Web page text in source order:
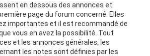
en dessous des annonces et
page du forum concerné. Elles
importantes et il est recommandé de
vous en avez la possibilité. Tout
et les annonces générales, les
les notes sont définies par les